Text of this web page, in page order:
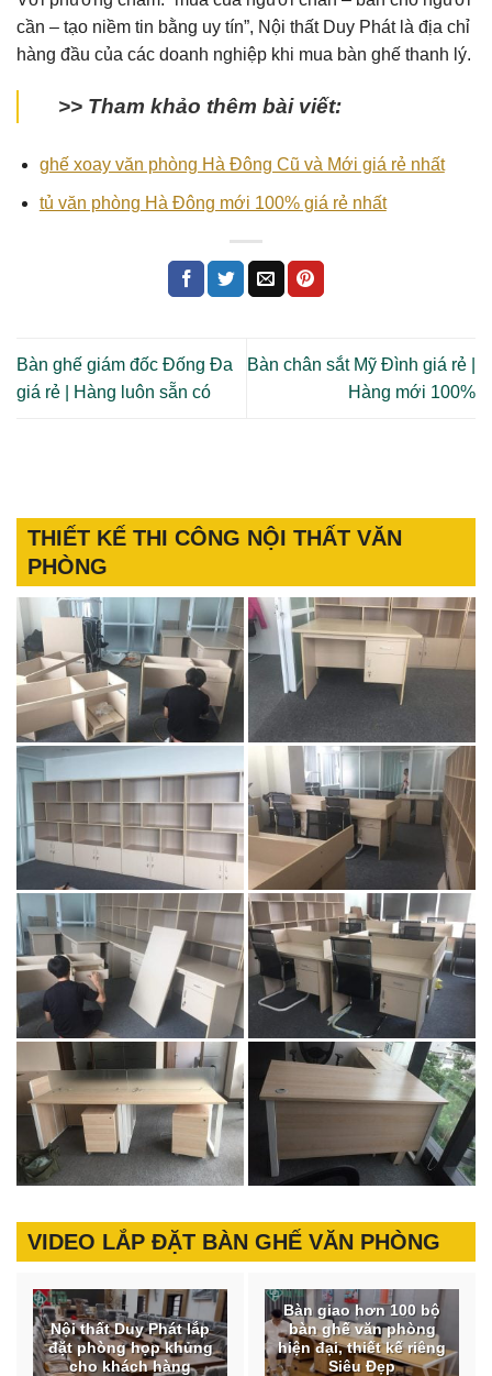
cần – tạo niềm tin bằng uy tín”, Nội thất Duy Phát là địa chỉ
hàng đầu của các doanh nghiệp khi mua bàn ghế thanh lý.
>> Tham khảo thêm bài viết:
ghế xoay văn phòng Hà Đông Cũ và Mới giá rẻ nhất
tủ văn phòng Hà Đông mới 100% giá rẻ nhất
Bàn ghế giám đốc Đống Đa
giá rẻ | Hàng luôn sẵn có
Bàn chân sắt Mỹ Đình giá rẻ |
Hàng mới 100%
THIẾT KẾ THI CÔNG NỘI THẤT VĂN
PHÒNG
VIDEO LẮP ĐẶT BÀN GHẾ VĂN PHÒNG
Nội thất Duy Phát lắp
đặt phòng họp khủng
cho khách hàng
Bàn giao hơn 100 bộ
bàn ghế văn phòng
hiện đại, thiết kế riêng
Siêu Đẹp